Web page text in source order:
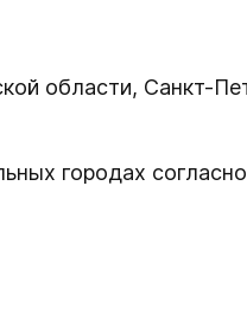
области, Санкт-
городах